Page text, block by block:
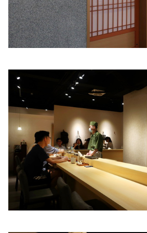
照相簿
影音區
創意出版服務
歷史區
關於Yilan
個人著作
活動實況記錄
媒體報導一覽
合作與代言
訂閱電子報